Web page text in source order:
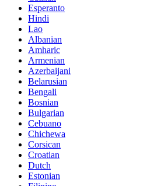
Esperanto
Hindi
Lao
Albanian
Amharic
Armenian
Azerbaijani
Belarusian
Bengali
Bosnian
Bulgarian
Cebuano
Chichewa
Corsican
Croatian
Dutch
Estonian